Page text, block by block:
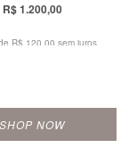
R$ 1.200,00
R$ 120,00 sem juros
SHOP NOW